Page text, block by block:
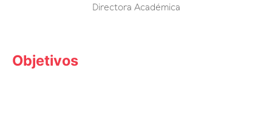
Directora Académica
Objetivos